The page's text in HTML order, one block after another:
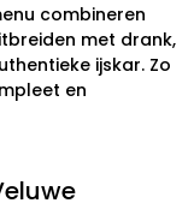
combineren
met drank,
ijskar. Zo
en